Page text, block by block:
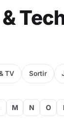
TV Sortir
M N O